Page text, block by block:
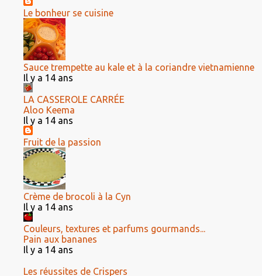
Le bonheur se cuisine
Sauce trempette au kale et à la coriandre vietnamienne
Il y a 14 ans
LA CASSEROLE CARRÉE
Aloo Keema
Il y a 14 ans
Fruit de la passion
Crème de brocoli à la Cyn
Il y a 14 ans
Couleurs, textures et parfums gourmands...
Pain aux bananes
Il y a 14 ans
Les réussites de Crispers